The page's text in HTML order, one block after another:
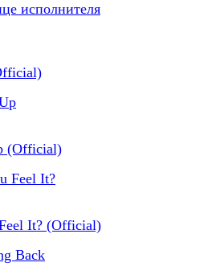
исполнителя
(Official)
It? (Official)